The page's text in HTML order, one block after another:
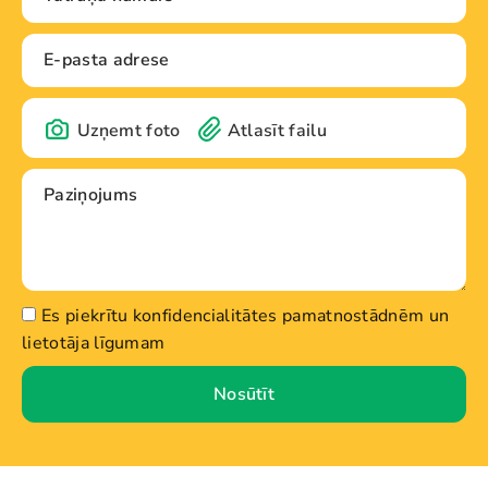
Uzņemt foto Atlasīt failu
Es piekrītu konfidencialitātes pamatnostādnēm un
lietotāja līgumam
Nosūtīt